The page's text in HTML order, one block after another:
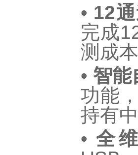
• 12
完成
测成
• 智能
功能
持有
•全